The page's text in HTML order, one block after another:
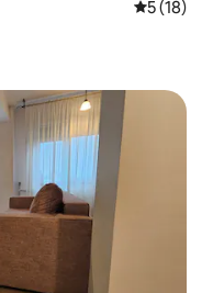
Ukadiriaji
5 (18)